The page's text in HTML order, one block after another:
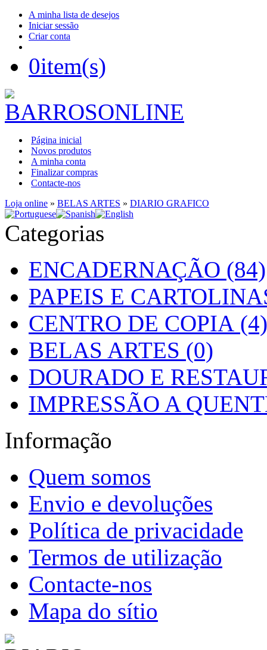
A minha lista de desejos
Iniciar sessão
Criar conta
0item(s)
Página inicial
Novos produtos
A minha conta
Finalizar compras
Contacte-nos
Loja online » BELAS ARTES » DIARIO GRAFICO
Categorias
ENCADERNAÇÃO (84)
PAPEIS E
CENTRO DE COPIA (4)
BELAS ARTES (0)
DOURADO E
IMPRESSÃO A
Informação
Quem somos
Envio e devoluções
Política de privacidade
Termos de utilização
Contacte-nos
Mapa do sítio